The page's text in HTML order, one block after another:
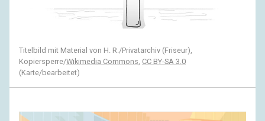
Titelbild mit Material von H. R./Privatarchiv (Friseur),
Kopiersperre/Wikimedia Commons, CC BY-SA 3.0
(Karte/bearbeitet)